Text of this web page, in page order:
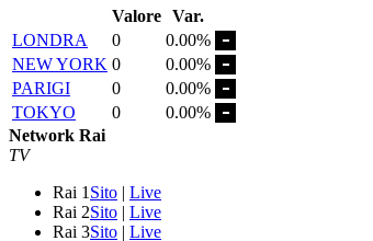
Valore Var.
LONDRA
0
0.00%
NEW YORK 0
0.00%
PARIGI
0
0.00%
TOKYO
0
0.00%
Network Rai
TV
Rai 1 Sito | Live
Rai 2Sito | Live
Rai 3Sito | Live